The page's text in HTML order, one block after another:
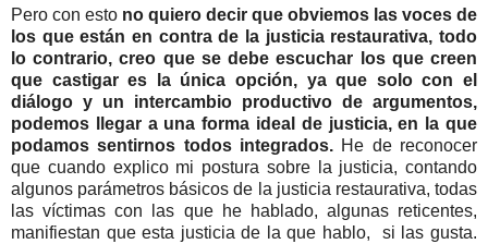
Pero con esto no quiero decir que obviemos las voces de
los que están en contra de la justicia restaurativa, todo
lo contrario, creo que se debe escuchar los que creen
que castigar es la única opción, ya que solo con el
diálogo y un intercambio productivo de argumentos,
podemos llegar a una forma ideal de justicia, en la que
podamos sentirnos todos integrados. He de reconocer
que cuando explico mi postura sobre la justicia, contando
algunos parámetros básicos de la justicia restaurativa, todas
las víctimas con las que he hablado, algunas reticentes,
manifiestan que esta justicia de la que hablo, si las gusta.